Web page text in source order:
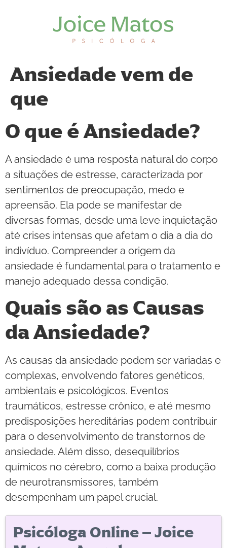
Ansiedade vem de
que
O que é Ansiedade?
A ansiedade é uma resposta natural do corpo
a situações de estresse, caracterizada por
sentimentos de preocupação, medo e
apreensão. Ela pode se manifestar de
diversas formas, desde uma leve inquietação
até crises intensas que afetam o dia a dia do
indivíduo. Compreender a origem da
ansiedade é fundamental para o tratamento e
manejo adequado dessa condição.
Quais são as Causas
da Ansiedade?
As causas da ansiedade podem ser variadas e
complexas, envolvendo fatores genéticos,
ambientais e psicológicos. Eventos
traumáticos, estresse crônico, e até mesmo
predisposições hereditárias podem contribuir
para o desenvolvimento de transtornos de
ansiedade. Além disso, desequilíbrios
químicos no cérebro, como a baixa produção
de neurotransmissores, também
desempenham um papel crucial.
Psicóloga Online – Joice